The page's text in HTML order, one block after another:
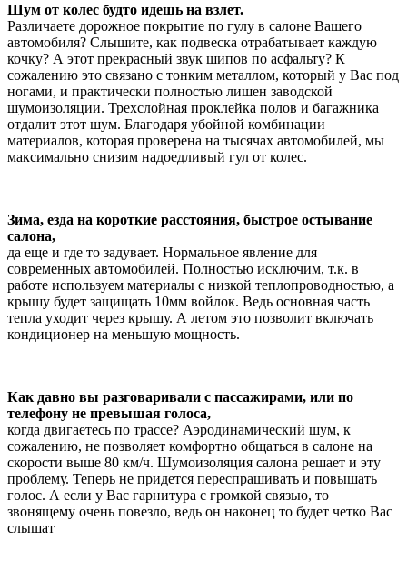
Шум от колес будто идешь на взлет.
Различаете дорожное покрытие по гулу в салоне Вашего
автомобиля? Слышите, как подвеска отрабатывает каждую
кочку? А этот прекрасный звук шипов по асфальту? К
сожалению это связано с тонким металлом, который у Вас под
ногами, и практически полностью лишен заводской
шумоизоляции. Трехслойная проклейка полов и багажника
отдалит этот шум. Благодаря убойной комбинации
материалов, которая проверена на тысячах автомобилей, мы
максимально снизим надоедливый гул от колес.
Зима, езда на короткие расстояния, быстрое остывание
салона,
да еще и где то задувает. Нормальное явление для
современных автомобилей. Полностью исключим, т.к. в
работе используем материалы с низкой теплопроводностью, а
крышу будет защищать 10мм войлок. Ведь основная часть
тепла уходит через крышу. А летом это позволит включать
кондиционер на меньшую мощность.
Как давно вы разговаривали с пассажирами, или по
телефону не превышая голоса,
когда двигаетесь по трассе? Аэродинамический шум, к
сожалению, не позволяет комфортно общаться в салоне на
скорости выше 80 км/ч. Шумоизоляция салона решает и эту
проблему. Теперь не придется переспрашивать и повышать
голос. А если у Вас гарнитура с громкой связью, то
звонящему очень повезло, ведь он наконец то будет четко Вас
слышат